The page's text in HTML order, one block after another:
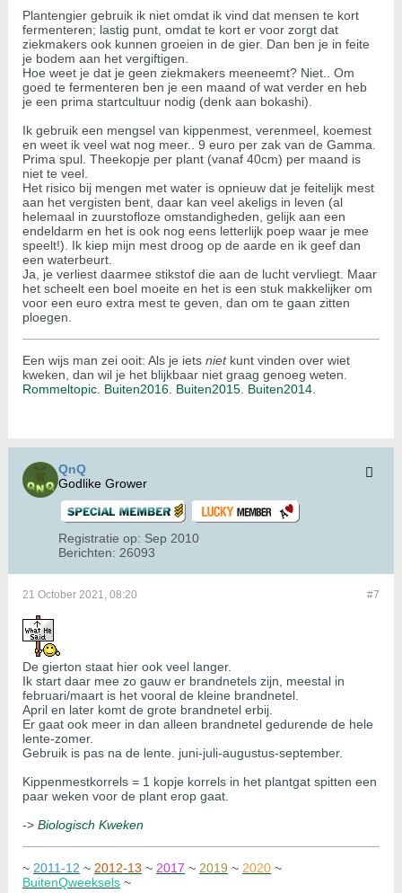
Plantengier gebruik ik niet omdat ik vind dat mensen te kort
fermenteren; lastig punt, omdat te kort er voor zorgt dat
ziekmakers ook kunnen groeien in de gier. Dan ben je in feite
je bodem aan het vergiftigen.
Hoe weet je dat je geen ziekmakers meeneemt? Niet.. Om
goed te fermenteren ben je een maand of wat verder en heb
je een prima startcultuur nodig (denk aan bokashi).
Ik gebruik een mengsel van kippenmest, verenmeel, koemest
en weet ik veel wat nog meer.. 9 euro per zak van de Gamma.
Prima spul. Theekopje per plant (vanaf 40cm) per maand is
niet te veel.
Het risico bij mengen met water is opnieuw dat je feitelijk mest
aan het vergisten bent, daar kan veel akeligs in leven (al
helemaal in zuurstofloze omstandigheden, gelijk aan een
endeldarm en het is ook nog eens letterlijk poep waar je mee
speelt!). Ik kiep mijn mest droog op de aarde en ik geef dan
een waterbeurt.
Ja, je verliest daarmee stikstof die aan de lucht vervliegt. Maar
het scheelt een boel moeite en het is een stuk makkelijker om
voor een euro extra mest te geven, dan om te gaan zitten
ploegen.
Een wijs man zei ooit: Als je iets nietkunt vinden over wiet
kweken, dan wil je het blijkbaar niet graag genoeg weten.
Rommeltopic. Buiten2016. Buiten2015 Buiten2014
QnQ
Godlike Grower
Registratie op: Sep 2010
Berichten: 26093
#7
21 October 2021, 08:20
De gierton staat hier ook veel langer.
Ik start daar mee zo gauw er brandnetels zijn, meestal in
februari/maart is het vooral de kleine brandnetel.
April en later komt de grote brandnetel erbij.
Er gaat ook meer in dan alleen brandnetel gedurende de hele
lente-zomer.
Gebruik is pas na de lente. juni-juli-augustus-september.
Kippenmestkorrels = 1 kopje korrels in het plantgat spitten een
paar weken voor de plant erop gaat.
-> Biologisch Kweken
~ 2011-12 ~ 2012-13 ~ 2017 ~ 2019 ~ 2020 ~
BuitenQweeksels ~